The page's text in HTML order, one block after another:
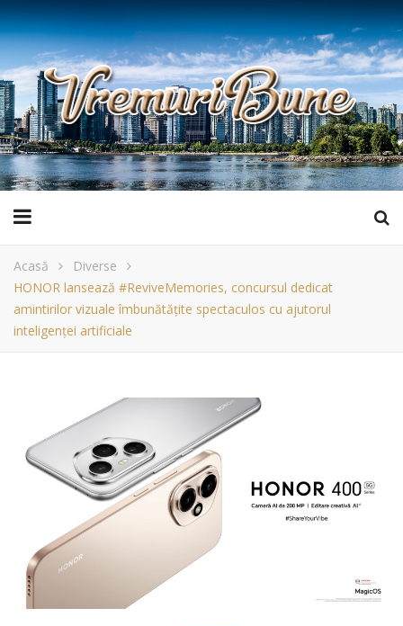
Acasă
Diverse
HONOR lansează #ReviveMemories, concursul dedicat
amintirilor vizuale îmbunătățite spectaculos cu ajutorul
inteligenței artificiale